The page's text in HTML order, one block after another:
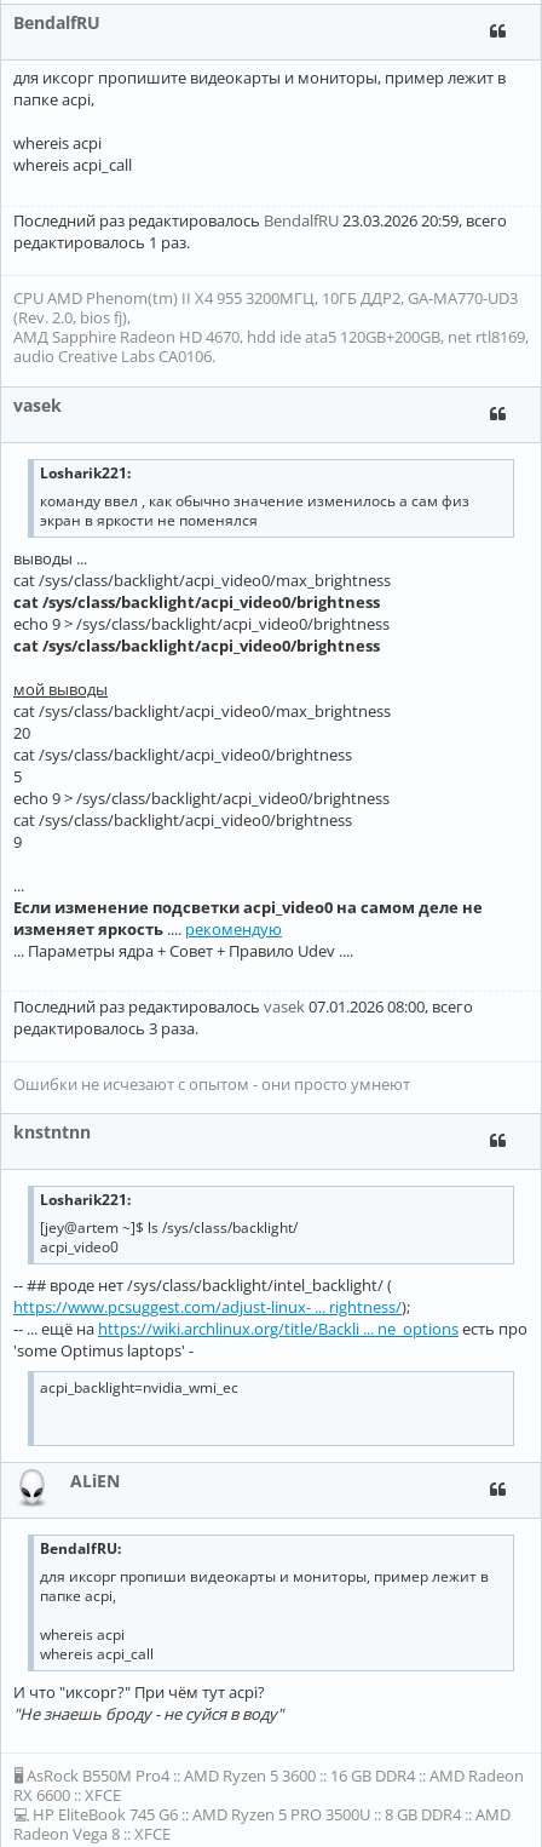
BendalfRU
для иксорг пропишите видеокарты и мониторы, пример лежит в
папке acpi,
whereis acpi
whereis acpi_call
Последний раз редактировалось BendalfRU23.03.2026 20:59, всего
редактировалось 1 раз.
CPU AMD Phenom(tm) II X4 955 3200МГЦ, 10ГБ ДДР2, GA-MA770-UD3
(Rev. 2.0, bios fj),
АМД Sapphire Radeon HD 4670, hdd ide ata5 120GB+200GB, net rtl8169,
audio Creative Labs CA0106.
vasek
Losharik221:
команду ввел , как обычно значение изменилось а сам физ
экран в яркости не поменялся
выводы ...
cat /sys/class/backlight/acpi_video0/max_brightness
cat /sys/class/backlight/acpi_video0/brightness
echo 9 > /sys/class/backlight/acpi_video0/brightness
cat /sys/class/backlight/acpi_video0/brightness
мой выводы
cat /sys/class/backlight/acpi_video0/max_brightness
20
cat /sys/class/backlight/acpi_video0/brightness
5
echo 9 > /sys/class/backlight/acpi_video0/brightness
cat /sys/class/backlight/acpi_video0/brightness
9
...
Если изменение подсветки acpi_video0 на самом деле не
изменяет яркость .... рекомендую
... Параметры ядра + Совет + Правило Udev ....
Последний раз редактировалось vasek07.01.2026 08:00, всего
редактировалось 3 раза.
Ошибки не исчезают с опытом - они просто умнеют
knstntnn
Losharik221:
[jey@artem ~]$ ls /sys/class/backlight/
acpi_video0
-- ## вроде нет /sys/class/backlight/intel_backlight/ (
https://www.pcsuggest.com/adjust-linux- ... rightness/);
-- ... ещё на https://wiki.archlinux.org/title/Backli ... ne_optionsесть про
'some Optimus laptops' -
acpi_backlight=nvidia_wmi_ec
ALiEN
BendalfRU:
для иксорг пропиши видеокарты и мониторы, пример лежит в
папке acpi,
whereis acpi
whereis acpi_call
И что "иксорг?" При чём тут acpi?
"Не знаешь броду - не суйся в воду"
🖥 AsRock B550M Pro4 :: AMD Ryzen 5 3600 :: 16 GB DDR4 :: AMD Radeon
RX 6600 :: XFCE
💻 HP EliteBook 745 G6 :: AMD Ryzen 5 PRO 3500U :: 8 GB DDR4 :: AMD
Radeon Vega 8 :: XFCE